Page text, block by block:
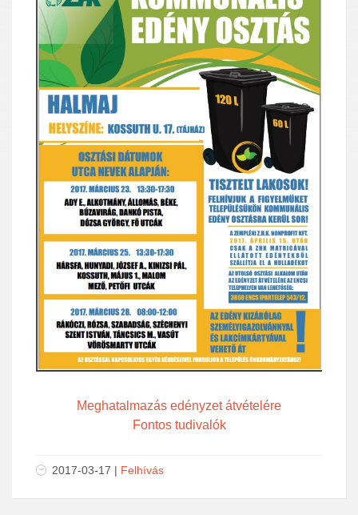
Meghatalmazás edényzet átvételére
Fontos tudivalók
2017-03-17 | Felhívás